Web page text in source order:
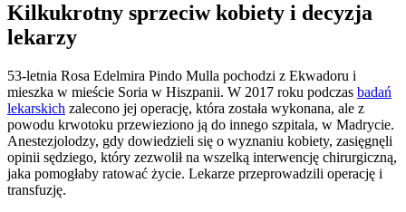
Kilkukrotny sprzeciw kobiety i decyzja
lekarzy
53-letnia Rosa Edelmira Pindo Mulla pochodzi z Ekwadoru i
mieszka w mieście Soria w Hiszpanii. W 2017 roku podczas badań
lekarskich zalecono jej operację, która została wykonana, ale z
powodu krwotoku przewieziono ją do innego szpitala, w Madrycie.
Anestezjolodzy, gdy dowiedzieli się o wyznaniu kobiety, zasięgnęli
opinii sędziego, który zezwolił na wszelką interwencję chirurgiczną,
jaka pomogłaby ratować życie. Lekarze przeprowadzili operację i
transfuzję.